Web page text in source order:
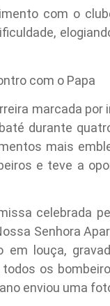
com o
com o Papa
marcada
durante
mais
e teve a
celebrada
Senhora
em louça,
os
enviou uma